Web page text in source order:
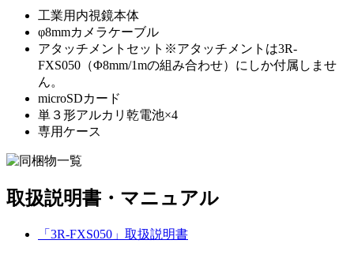
工業用内視鏡本体
φ8mmカメラケーブル
アタッチメントセット※アタッチメントは3R-
FXS050（Φ8mm/1mの組み合わせ）にしか付属しませ
ん。
microSDカード
単３形アルカリ乾電池×4
専用ケース
取扱説明書・マニュアル
「3R-FXS050」取扱説明書